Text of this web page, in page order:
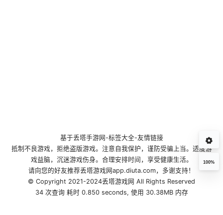
100%
基于丢塔手游网 -标签大全-友情链接
抵制不良游戏，拒绝盗版游戏。注意自我保护，谨防受骗上当。适度游
戏益脑，沉迷游戏伤身。合理安排时间，享受健康生活。
请向您的好友推荐丢塔游戏网app.diuta.com，多谢支持！
© Copyright 2021-2024丢塔游戏网 All Rights Reserved
34 次查询 耗时 0.850 seconds, 使用 30.38MB 内存